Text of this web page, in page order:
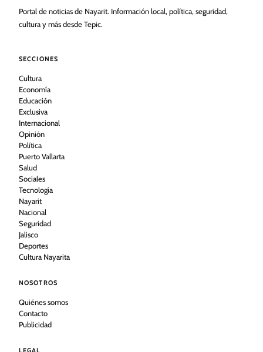
Portal de noticias de Nayarit. Información local, política, seguridad,
cultura y más desde Tepic.
SECCIONES
Cultura
Economía
Educación
Exclusiva
Internacional
Opinión
Política
Puerto Vallarta
Salud
Sociales
Tecnología
Nayarit
Nacional
Seguridad
Jalisco
Deportes
Cultura Nayarita
NOSOTROS
Quiénes somos
Contacto
Publicidad
LEGAL